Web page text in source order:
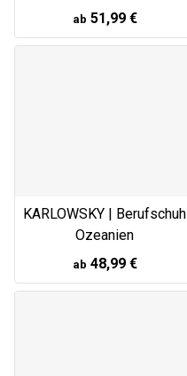
ab 51,99 €
KARLOWSKY | Berufschuh
Ozeanien
ab 48,99 €